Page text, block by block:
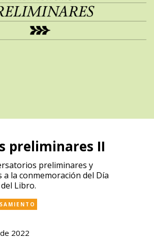
preliminares II
preliminares y
la conmemoración del Día
Libro.
2022